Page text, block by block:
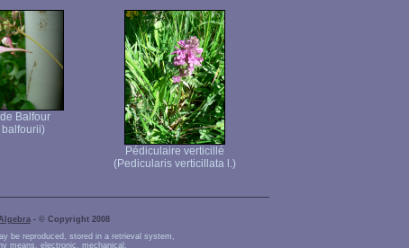
Balfour
Pédiculaire verticillé
(Pedicularis verticillata l.)
- © Copyright 2008
be reproduced, stored in a retrieval system,
means, electronic, mechanical,